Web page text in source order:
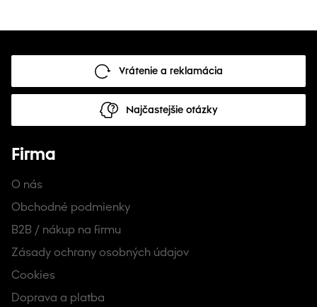
Vrátenie a reklamácia
Najčastejšie otázky
Firma
O nás
Obchodné podmienky
B2B / nákup na firmu
Zásady ochrany osobných údajov
Cookies
Doprava a platba